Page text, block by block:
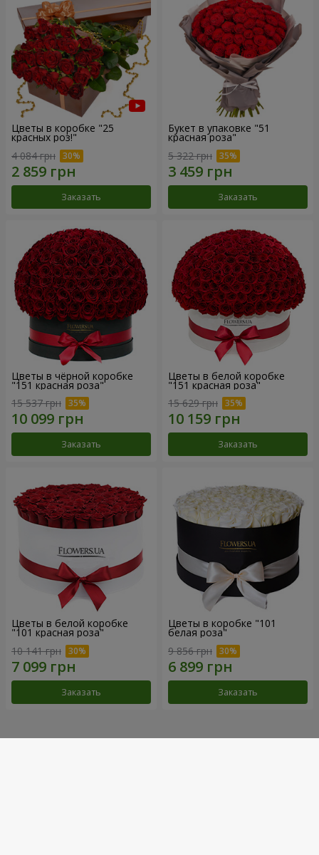
Цветы в коробке "25
красных роз!"
4 084 грн
Заказать
Букет в упаковке "51
красная роза"
5 322 грн
Заказать
Цветы в чёрной коробке
"151 красная роза"
15 537 грн
Заказать
Цветы в белой коробке
"151 красная роза"
15 629 грн
Заказать
Цветы в белой коробке
"101 красная роза"
10 141 грн
Заказать
Цветы в коробке "101
белая роза"
9 856 грн
Заказать